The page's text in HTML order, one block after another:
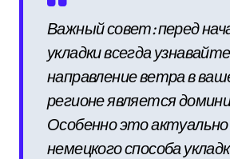
Важный совет: перед
укладки всегда
направление ветра в
регионе является
Особенно это
немецкого способа